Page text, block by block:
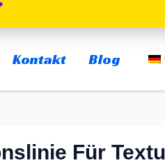
ÖFFNEN
Kontakt Blog
Für